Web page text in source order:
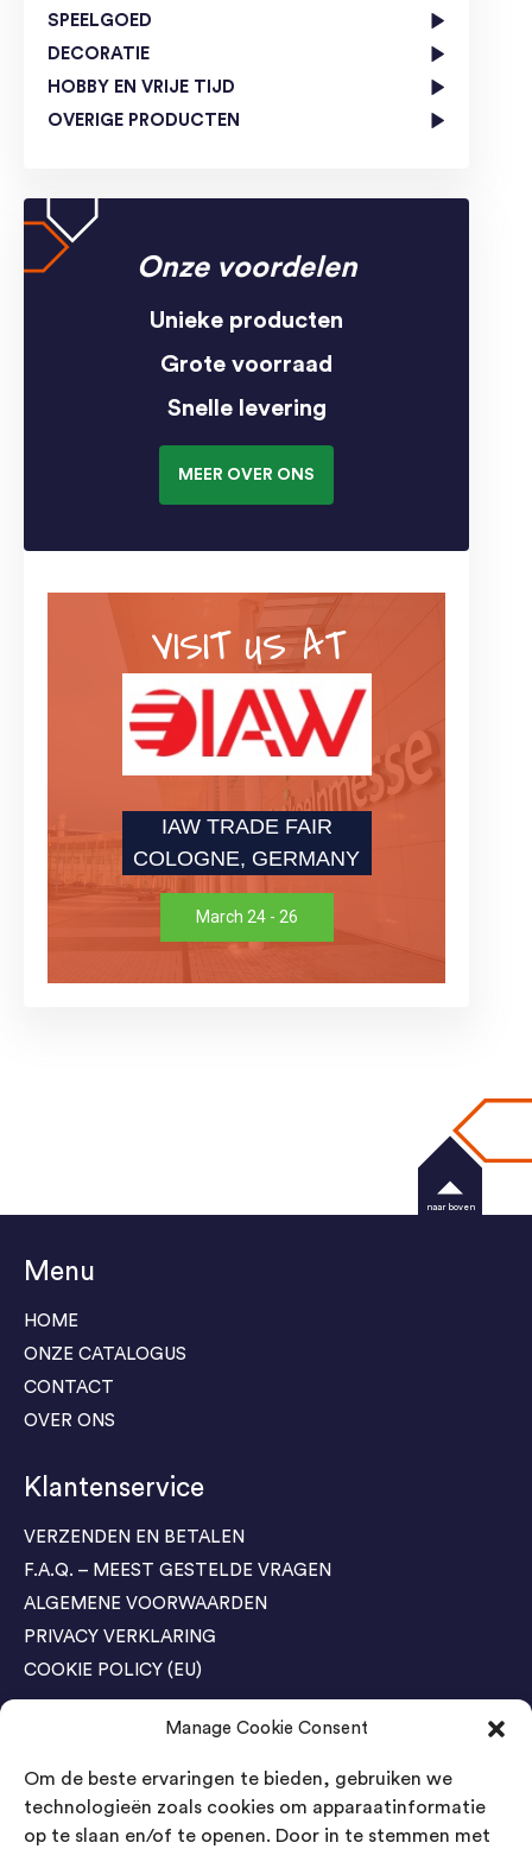
Manage Cookie Consent
Om de beste ervaringen te bieden, gebruiken we
technologieën zoals cookies om apparaatinformatie
op te slaan en/of te openen. Door in te stemmen met
SPEELGOED
DECORATIE
HOBBY EN VRIJE TIJD
OVERIGE PRODUCTEN
Onze voordelen
Unieke producten
Grote voorraad
Snelle levering
MEER OVER ONS
VISIT US AT
IAW TRADE FAIR
COLOGNE, GERMANY
March 24 - 26
Menu
HOME
ONZE CATALOGUS
CONTACT
OVER ONS
Klantenservice
VERZENDEN EN BETALEN
F.A.Q. – MEEST GESTELDE VRAGEN
ALGEMENE VOORWAARDEN
PRIVACY VERKLARING
COOKIE POLICY (EU)
Agenda Trade Shows
04-05 November / SVG FAIR Winterswijk
Bestel GRATIS kaarten
naar boven